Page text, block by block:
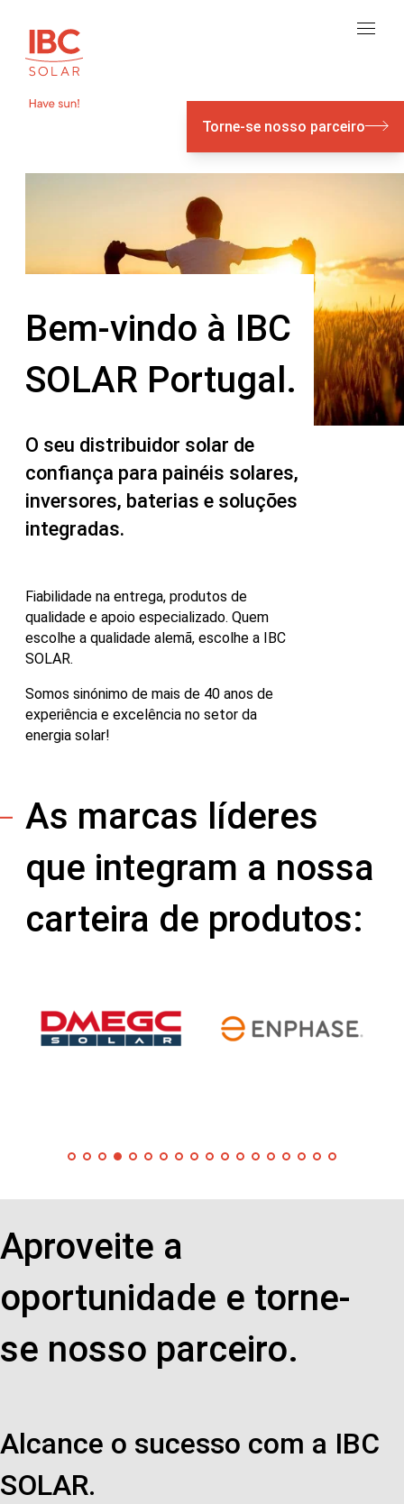
Torne-se nosso parceiro
Bem-vindo à IBC
SOLAR Portugal.
O seu distribuidor solar de
confiança para painéis solares,
inversores, baterias e soluções
integradas.
Fiabilidade na entrega, produtos de
qualidade e apoio especializado. Quem
escolhe a qualidade alemã, escolhe a IBC
SOLAR.
Somos sinónimo de mais de 40 anos de
experiência e excelência no setor da
energia solar!
As marcas líderes
que integram a nossa
carteira de produtos:
Aproveite a
oportunidade e torne-
se nosso parceiro.
Alcance o sucesso com a IBC
SOLAR.